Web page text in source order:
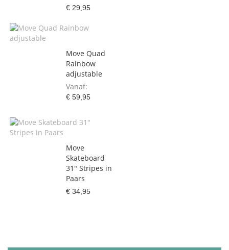
€ 29,95
Move Quad
Rainbow
adjustable
Vanaf
€ 59,95
Move
Skateboard
31" Stripes in
Paars
€ 34,95